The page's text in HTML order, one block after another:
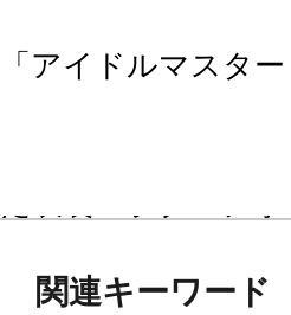
「アイドルマスタ
「プラチナスター
瞬を再現しました。
関連キーワード